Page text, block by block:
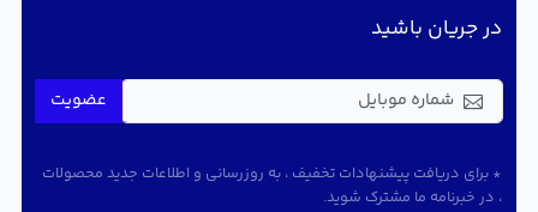
در جریان باشید
عضویت
* برای دریافت پیشنهادات تخفیف ، به روزرسانی و اطلاعات جدید محصولات
، در خبرنامه ما مشترک شوید.